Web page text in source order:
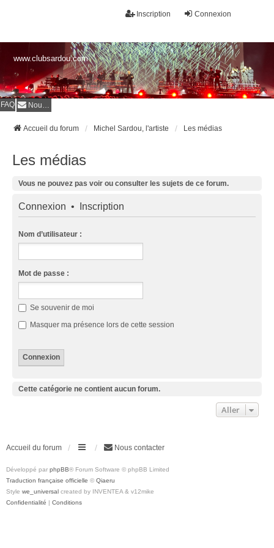
Connexion
Inscription
www.clubsardou.com
FAQ Nous contacter
Accueil du forum Michel Sardou, l'artiste Les médias
Les médias
Vous ne pouvez pas voir ou consulter les sujets de ce forum.
Connexion • Inscription
Nom d’utilisateur :
Mot de passe :
Se souvenir de moi
Masquer ma présence lors de cette session
Cette catégorie ne contient aucun forum.
Aller
Accueil du forum Nous contacter
Développé par phpBB® Forum Software © phpBB Limited
Traduction française officielle © Qiaeru
Style we_universal created by INVENTEA & v12mike
Confidentialité | Conditions